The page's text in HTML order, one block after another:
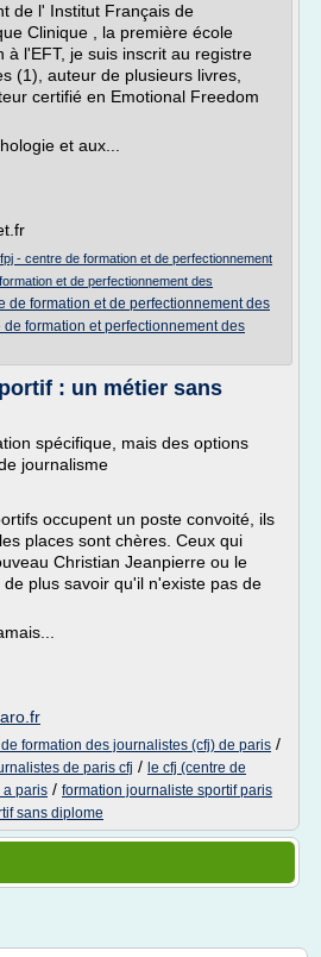
de l' Institut Français de
Clinique , la première école
à l'EFT, je suis inscrit au registre
(1), auteur de plusieurs livres,
certifié en Emotional Freedom
et aux...
- centre de formation et de perfectionnement
et de perfectionnement des
de formation et de perfectionnement des
de formation et perfectionnement des
: un métier sans
spécifique, mais des options
journalisme
occupent un poste convoité, ils
places sont chères. Ceux qui
Christian Jeanpierre ou le
plus savoir qu'il n'existe pas de
de formation des journalistes (cfj) de paris /
de paris cfj / le cfj (centre de
a paris / formation journaliste sportif paris
sans diplome